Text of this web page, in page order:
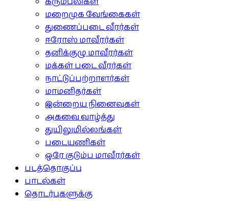
மறைமுக வேங்கைகள்
துணைப்படை வீரர்கள்
ஈரோஸ் மாவீரர்கள்
தனிக்குழு மாவீரர்கள்
மக்கள் படை வீரர்கள்
நாட்டுப்பற்றாளர்கள்
மாமனிதர்கள்
இன்றைய நினைவுகள்
அகவை வாழ்த்து
துயிலுமில்லங்கள்
படையணிகள்
ஒரே குடும்ப மாவீரர்கள்
படத்தொகுப்பு
பாடல்கள்
தொடர்புகளுக்கு